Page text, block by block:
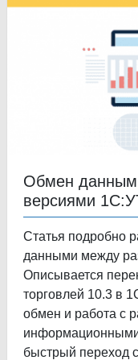
Обмен
версиями
Статья подробно
данными между
Описывается
торговлей 10.3 в
обмен и работа с
быстрый переход